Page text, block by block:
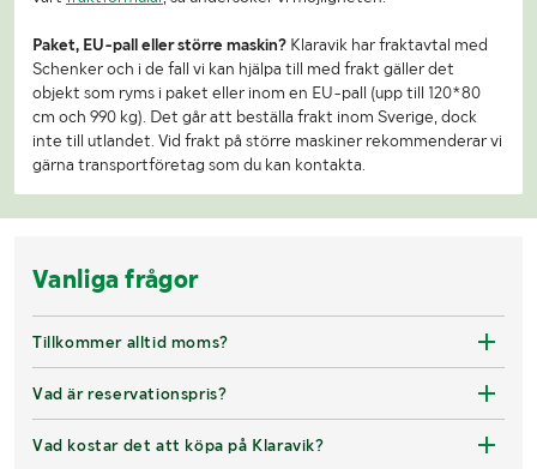
Paket, EU-pall eller större maskin? Klaravik har fraktavtal med
Schenker och i de fall vi kan hjälpa till med frakt gäller det
objekt som ryms i paket eller inom en EU-pall (upp till 120*80
cm och 990 kg). Det går att beställa frakt inom Sverige, dock
inte till utlandet. Vid frakt på större maskiner rekommenderar vi
gärna transportföretag som du kan kontakta.
Vanliga frågor
Tillkommer alltid moms?
Vad är reservationspris?
Vad kostar det att köpa på Klaravik?